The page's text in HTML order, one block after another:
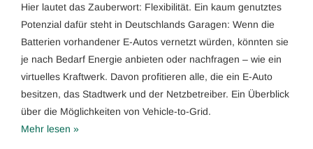
Hier lautet das Zauberwort: Flexibilität. Ein kaum genutztes
Potenzial dafür steht in Deutschlands Garagen: Wenn die
Batterien vorhandener E-Autos vernetzt würden, könnten sie
je nach Bedarf Energie anbieten oder nachfragen – wie ein
virtuelles Kraftwerk. Davon profitieren alle, die ein E-Auto
besitzen, das Stadtwerk und der Netzbetreiber. Ein Überblick
über die Möglichkeiten von Vehicle-to-Grid.
Mehr lesen »